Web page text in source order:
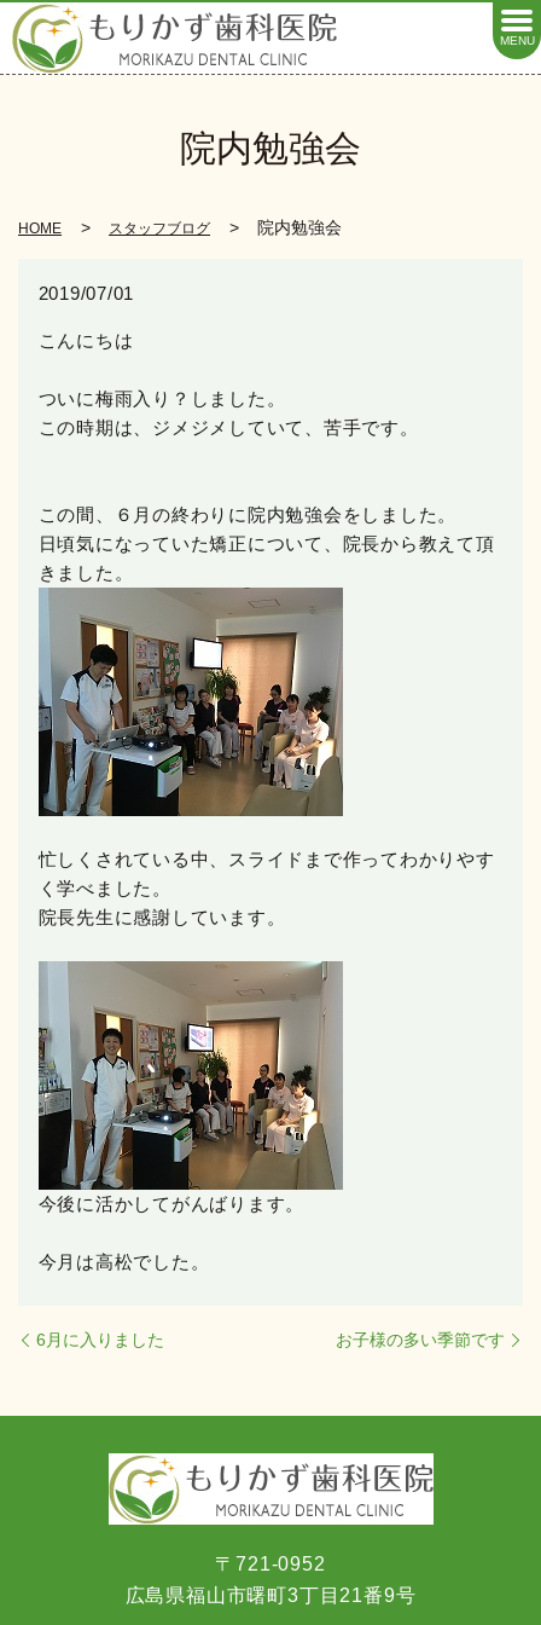
MENU
院内勉強会
HOME スタッフブログ 院内勉強会
2019/07/01
こんにちは
ついに梅雨入り？しました。
この時期は、ジメジメしていて、苦手です。
この間、６月の終わりに院内勉強会をしました。
日頃気になっていた矯正について、院長から教えて頂
きました。
忙しくされている中、スライドまで作ってわかりやす
く学べました。
院長先生に感謝しています。
今後に活かしてがんばります。
今月は高松でした。
6月に入りました お子様の多い季節です
〒721-0952
広島県福山市曙町3丁目21番9号